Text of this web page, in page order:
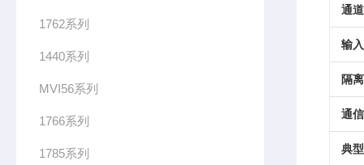
1762系列
1440系列
MVI56系列
1766系列
1785系列
通
输
隔
通
典